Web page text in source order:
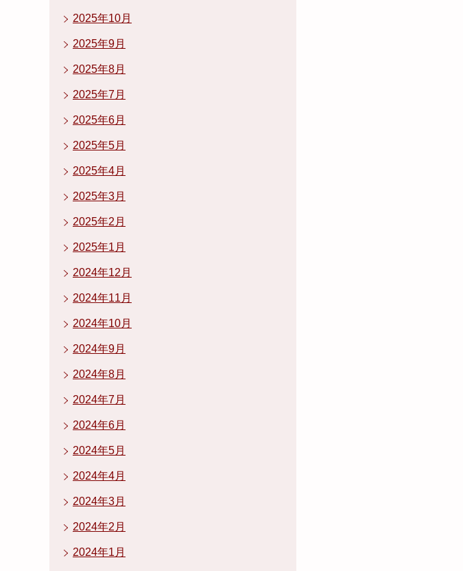
2025年10月
2025年9月
2025年8月
2025年7月
2025年6月
2025年5月
2025年4月
2025年3月
2025年2月
2025年1月
2024年12月
2024年11月
2024年10月
2024年9月
2024年8月
2024年7月
2024年6月
2024年5月
2024年4月
2024年3月
2024年2月
2024年1月